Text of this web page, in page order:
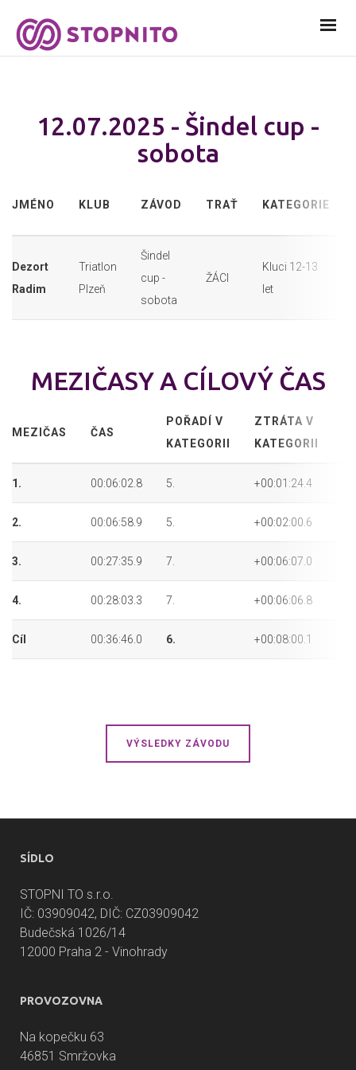
12.07.2025 - Šindel cup -
sobota
JMÉNO KLUB ZÁVOD TRAŤ KATEGORIE
Dezort
Radim
Triatlon
Plzeň
Šindel
cup -
sobota
ŽÁCI
Kluci 12-13
let
MEZIČASY A CÍLOVÝ ČAS
MEZIČAS ČAS
POŘADÍ V
KATEGORII
ZTRÁTA V
KATEGORII
1. 00:06:02.8 5. +00:01:24.4
2. 00:06:58.9 5. +00:02:00.6
3. 00:27:35.9 7. +00:06:07.0
4. 00:28:03.3 7. +00:06:06.8
Cíl 00:36:46.0 6. +00:08:00.1
VÝSLEDKY ZÁVODU
SÍDLO
STOPNI TO s.r.o.
IČ: 03909042, DIČ: CZ03909042
Budečská 1026/14
12000 Praha 2 - Vinohrady
PROVOZOVNA
Na kopečku 63
46851 Smržovka